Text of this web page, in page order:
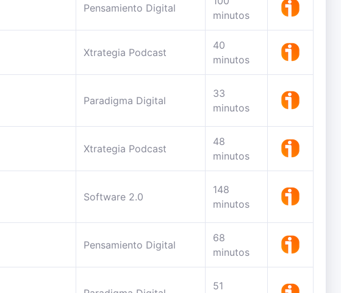
Pensamiento Digital
minutos
Xtrategia Podcast
40
minutos
Paradigma Digital
33
minutos
Xtrategia Podcast
48
minutos
Software 2.0
148
minutos
Pensamiento Digital
68
minutos
51